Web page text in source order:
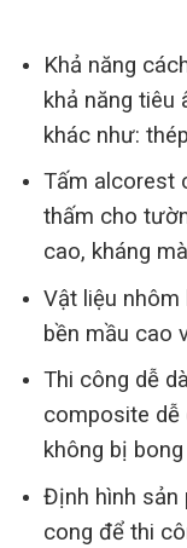
Khả năng
khả năng tiêu
khác như:
Tấm alcorest
thấm cho
cao, kháng
Vật liệu
bền mầu cao
Thi công dễ
composite dễ
không bị
Định hình sản
cong để thi